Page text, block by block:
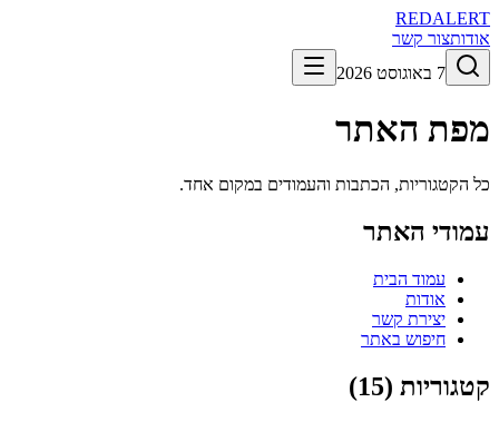
REDALERT
אודותצור קשר
7 באוגוסט 2026
מפת האתר
כל הקטגוריות, הכתבות והעמודים במקום אחד.
עמודי האתר
עמוד הבית
אודות
יצירת קשר
חיפוש באתר
קטגוריות (15
)